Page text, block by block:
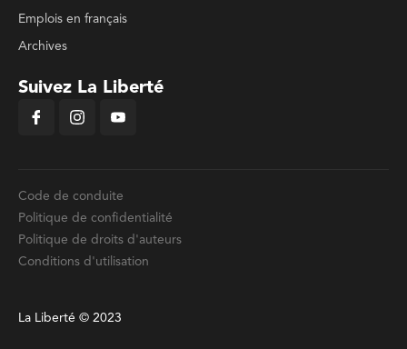
Emplois en français
Archives
Suivez La Liberté
Code de conduite
Politique de confidentialité
Politique de droits d'auteurs
Conditions d'utilisation
La Liberté © 2023